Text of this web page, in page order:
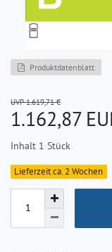
Produktdatenblatt
UVP 1.619,71 €
1.162,87
Inhalt 1 Stück
Lieferzeit ca. 2 Wochen